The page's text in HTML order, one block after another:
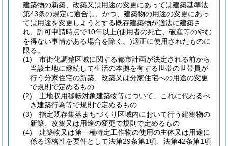
建築物の新築、改築又は用途の変更にあっては建築基準法
第43条の規定に適合し、かつ、建築物の用途の変更にあっ
ては用途を変更しようとする既存建築物が適法に建築さ
れ、許可申請時点で10年以上(使用者の死亡、破産等のやむ
を得ない事情がある場合を除く。)適正に使用されたものに
限る。
(1)
市街化調整区域に関する都市計画が決定される前から
当該土地に継続して生活の本拠を有する世帯の世帯員が
行う分家住宅の新築、改築又は分家住宅への用途の変更
で規則で定めるもの
(2)
土地収用移転対象建築物等について、これに代わるべ
き建築行為等で規則で定めるもの
(3)
指定既存集落まちづくり区域内において行う建築物の
新築、改築又は用途の変更で規則で定めるもの
(4)
建築物又は第一種特定工作物の使用の主体又は用途に
係る適格性を要件として法第29条第1項、法第42条第1項